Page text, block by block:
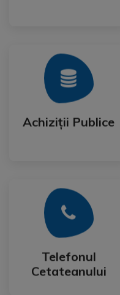
Achiziții Publice
Achiziții Publice
Mai Mult
Telefonul
Cetateanului
Telefonul
Cetateanului
Mai Mult